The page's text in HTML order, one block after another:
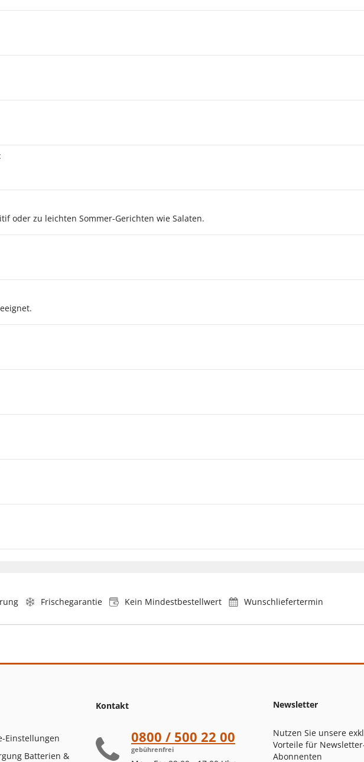
oder zu leichten Sommer-Gerichten wie Salaten.
Frischegarantie Kein Mindestbestellwert Wunschliefertermin
Einstellungen
Batterien &
Kontakt
0800 / 500 22 00
gebührenfrei
Newsletter
Nutzen Sie unsere
Vorteile für
Abonnenten